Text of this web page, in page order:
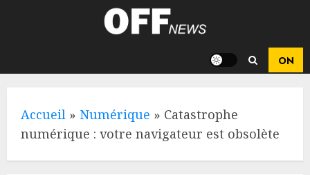
Accueil » Numérique » Catastrophe
numérique : votre navigateur est obsolète